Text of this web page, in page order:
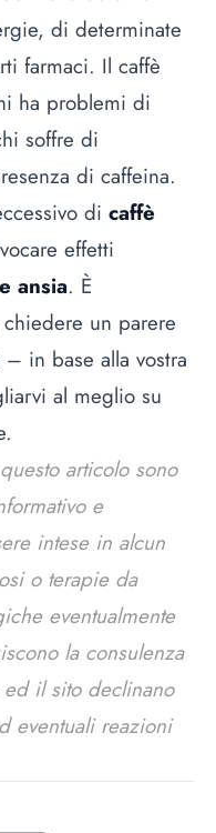
di determinate
farmaci. Il caffè
ha problemi di
soffre di
di caffeina.
di caffè
effetti
ansia. È
un parere
in base alla vostra
al meglio su
articolo sono
e
intese in alcun
o terapie da
eventualmente
la consulenza
ed il sito declinano
eventuali reazioni